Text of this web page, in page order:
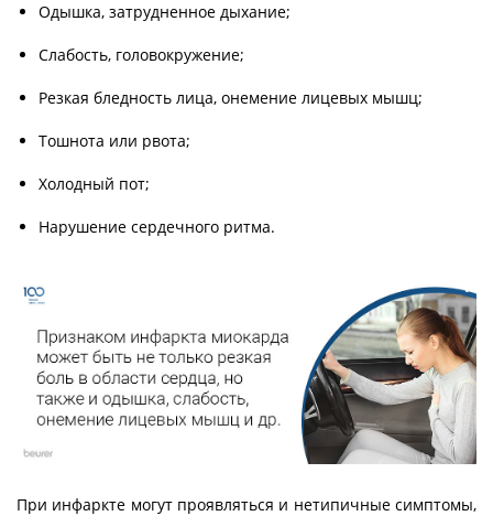
Одышка, затрудненное дыхание;
Слабость, головокружение;
Резкая бледность лица, онемение лицевых мышц;
Тошнота или рвота;
Холодный пот;
Нарушение сердечного ритма.
При инфаркте могут проявляться и нетипичные симптомы,